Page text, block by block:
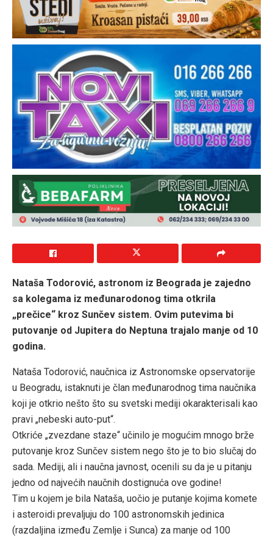
Nataša Todorović, astronom iz Beograda je zajedno
sa kolegama iz međunarodonog tima otkrila
„prečice“ kroz Sunčev sistem. Ovim putevima bi
putovanje od Jupitera do Neptuna trajalo manje od 10
godina.
Nataša Todorović, naučnica iz Astronomske opservatorije
u Beogradu, istaknuti je član međunarodnog tima naučnika
koji je otkrio nešto što su svetski mediji okarakterisali kao
pravi „nebeski auto-put“.
Otkriće „zvezdane staze“ učinilo je mogućim mnogo brže
putovanje kroz Sunčev sistem nego što je to bio slučaj do
sada. Mediji, ali i naučna javnost, ocenili su da je u pitanju
jedno od najvećih naučnih dostignuća ove godine!
Tim u kojem je bila Nataša, uočio je putanje kojima komete
i asteroidi prevaljuju do 100 astronomskih jedinica
(razdaljina između Zemlje i Sunca) za manje od 100